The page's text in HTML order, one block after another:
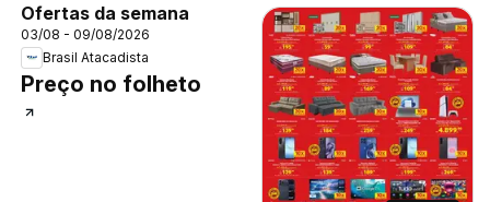
Ofertas da semana
03/08 - 09/08/2026
Brasil Atacadista
Preço no folheto